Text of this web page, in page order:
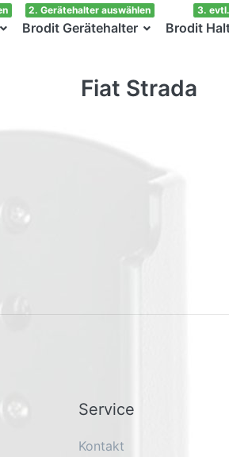
Brodit Gerätehalter
2. Gerätehalter auswählen
Brodit
3.
Fiat Strada
Service
Kontakt